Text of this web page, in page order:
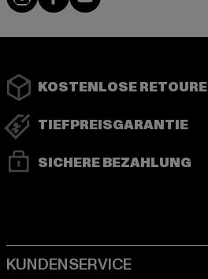
KOSTENLOSE RETOURE
TIEFPREISGARANTIE
SICHERE BEZAHLUNG